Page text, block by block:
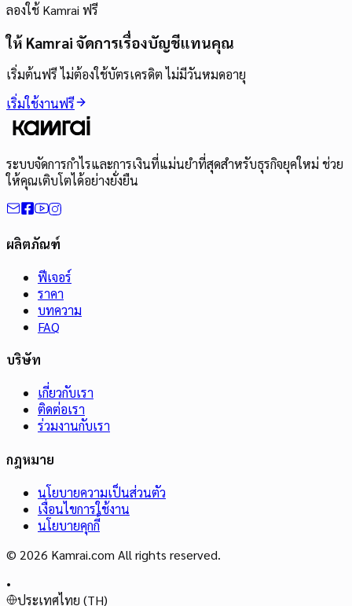
ลองใช้ Kamrai ฟรี
ให้ Kamrai จัดการเรื่องบัญชีแทนคุณ
เริ่มต้นฟรี ไม่ต้องใช้บัตรเครดิต ไม่มีวันหมดอายุ
เริ่มใช้งานฟรี
ระบบจัดการกำไรและการเงินที่แม่นยำที่สุดสำหรับธุรกิจยุคใหม่ ช่วย
ให้คุณเติบโตได้อย่างยั่งยืน
ผลิตภัณฑ์
ฟีเจอร์
ราคา
บทความ
FAQ
บริษัท
เกี่ยวกับเรา
ติดต่อเรา
ร่วมงานกับเรา
กฎหมาย
นโยบายความเป็นส่วนตัว
เงื่อนไขการใช้งาน
นโยบายคุกกี้
© 2026 Kamrai.com All rights reserved.
•
ประเทศไทย (TH)